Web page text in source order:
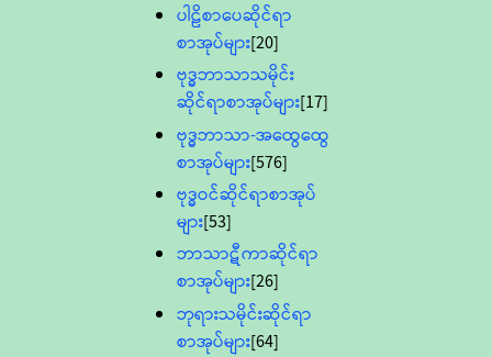
ပါဠိစာပေဆိုင်ရာ
စာအုပ်များ[20]
ဗုဒ္ဓဘာသာသမိုင်း
ဆိုင်ရာစာအုပ်များ[17]
ဗုဒ္ဓဘာသာ-အထွေထွေ
စာအုပ်များ[576]
ဗုဒ္ဓဝင်ဆိုင်ရာစာအုပ်
များ[53]
ဘာသာဋီကာဆိုင်ရာ
စာအုပ်များ[26]
ဘုရားသမိုင်းဆိုင်ရာ
စာအုပ်များ[64]